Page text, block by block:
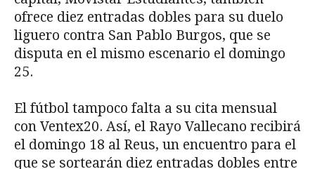
ofrece diez entradas dobles para su duelo
liguero contra San Pablo Burgos, que se
disputa en el mismo escenario el domingo
25.
El fútbol tampoco falta a su cita mensual
con Ventex20. Así, el Rayo Vallecano recibirá
el domingo 18 al Reus, un encuentro para el
que se sortearán diez entradas dobles entre